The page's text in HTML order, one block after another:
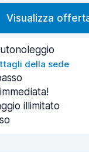
Visualizza
della sede
illimitato